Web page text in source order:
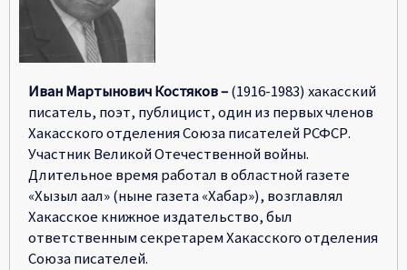
Иван Мартынович Костяков –(1916-1983) хакасский
писатель, поэт, публицист, один из первых членов
Хакасского отделения Союза писателей РСФСР.
Участник Великой Отечественной войны.
Длительное время работал в областной газете
«Хызыл аал» (ныне газета «Хабар»), возглавлял
Хакасское книжное издательство, был
ответственным секретарем Хакасского отделения
Союза писателей.